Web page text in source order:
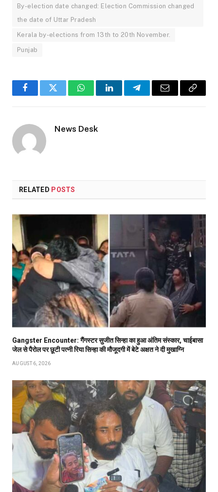
By-election date changed: Election Commission changed
the date of Uttar Pradesh
Kerala by-elections from 13th to 20th November.
Punjab
FacebookTwitter WhatsAppLinkedInTelegramEmail
Copy
News Desk
RELATED POSTS
Gangster Encounter: गैंगस्टर सुजीत सिन्हा का हुआ अंतिम संस्कार, चाईबासा
जेल से पैरोल पर छूटी पत्नी रिया सिन्हा की मौजूदगी में बेटे अक्षत ने दी मुखाग्नि
AUGUST 6, 2026